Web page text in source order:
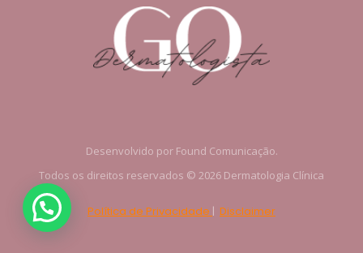
Desenvolvido por Found Comunicação.
Todos os direitos reservados © 2026 Dermatologia Clínica
Política de Privacidade | Disclaimer